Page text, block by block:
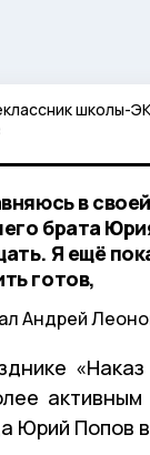
школы-
в
брата
Я ещё
готов,
Андрей
Юрий Попов